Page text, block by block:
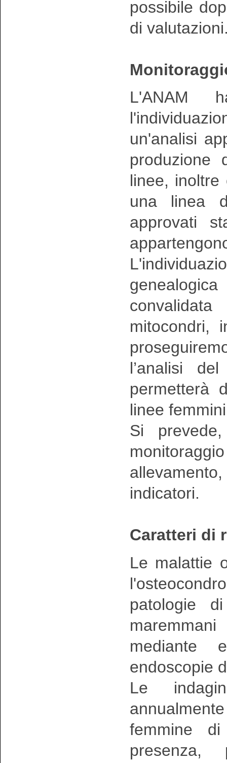
possibile
di
L'ANAM
un'analisi
produzione
linee,
una linea
approvati
mitocondri,
l’analisi
permetterà
linee
Si
indicatori.
Caratteri di
Le malattie
patologie
mediante
endoscopie
Le
femmine
presenza,